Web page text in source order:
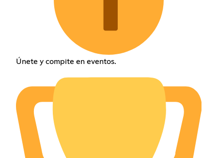
Únete y compite en eventos.